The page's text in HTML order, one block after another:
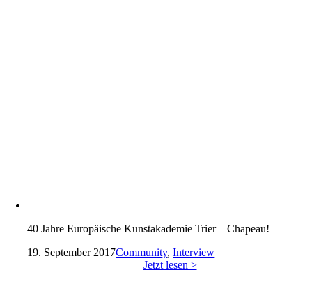
40 Jahre Europäische Kunstakademie Trier – Chapeau!
19. September 2017Community,Interview
Jetzt lesen >